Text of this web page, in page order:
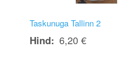
Taskunuga Tallinn 2
Hind 6,20 €